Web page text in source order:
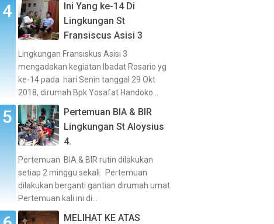
Ini Yang ke-14 Di
Lingkungan St
Fransiscus Asisi 3
Lingkungan Fransiskus Asisi 3
mengadakan kegiatan Ibadat Rosario yg
ke-14 pada hari Senin tanggal 29 Okt
2018, dirumah Bpk Yosafat Handoko...
Pertemuan BIA & BIR
Lingkungan St Aloysius
4.
Pertemuan BIA & BIR rutin dilakukan
setiap 2 minggu sekali. Pertemuan
dilakukan berganti gantian dirumah umat.
Pertemuan kali ini di...
MELIHAT KE ATAS